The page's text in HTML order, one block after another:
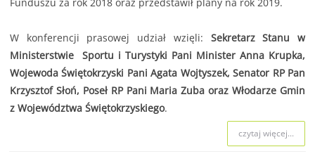
Funduszu za rok 2018 oraz przedstawił plany na rok 2019.
W konferencji prasowej udział wzięli: Sekretarz Stanu w
Ministerstwie Sportu i Turystyki Pani Minister Anna Krupka,
Wojewoda Świętokrzyski Pani Agata Wojtyszek, Senator RP Pan
Krzysztof Słoń, Poseł RP Pani Maria Zuba oraz Włodarze Gmin
z Województwa Świętokrzyskiego.
czytaj więcej...